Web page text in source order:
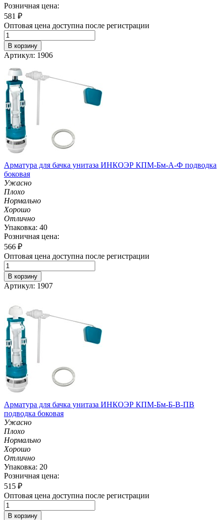
Розничная цена:
581 ₽
Оптовая цена доступна после регистрации
В корзину
Артикул: 1906
Арматура для бачка унитаза ИНКОЭР КПМ-Бм-А-Ф подводка
боковая
Ужасно
Плохо
Нормально
Хорошо
Отлично
Упаковка: 40
Розничная цена:
566 ₽
Оптовая цена доступна после регистрации
В корзину
Артикул: 1907
Арматура для бачка унитаза ИНКОЭР КПМ-Бм-Б-В-ПВ
подводка боковая
Ужасно
Плохо
Нормально
Хорошо
Отлично
Упаковка: 20
Розничная цена:
515 ₽
Оптовая цена доступна после регистрации
В корзину